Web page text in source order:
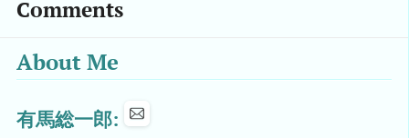
Comments
About Me
有馬総一郎: